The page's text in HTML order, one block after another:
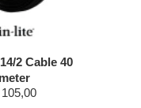
2 Cable 40
meter
105,00